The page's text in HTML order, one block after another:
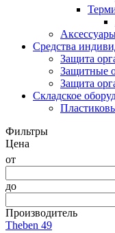
Средства
Защита
Защитные
Защита
Складское
Фильтры
Цена
от
до
Производитель
Theben 49